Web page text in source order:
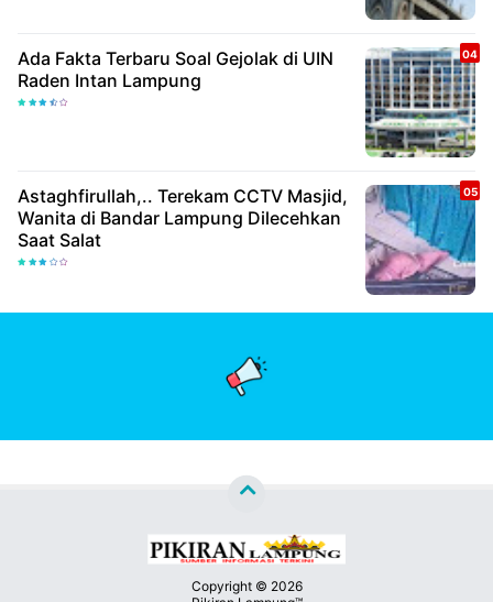
Ada Fakta Terbaru Soal Gejolak di UIN
Raden Intan Lampung
Astaghfirullah,.. Terekam CCTV Masjid,
Wanita di Bandar Lampung Dilecehkan
Saat Salat
Copyright © 2026